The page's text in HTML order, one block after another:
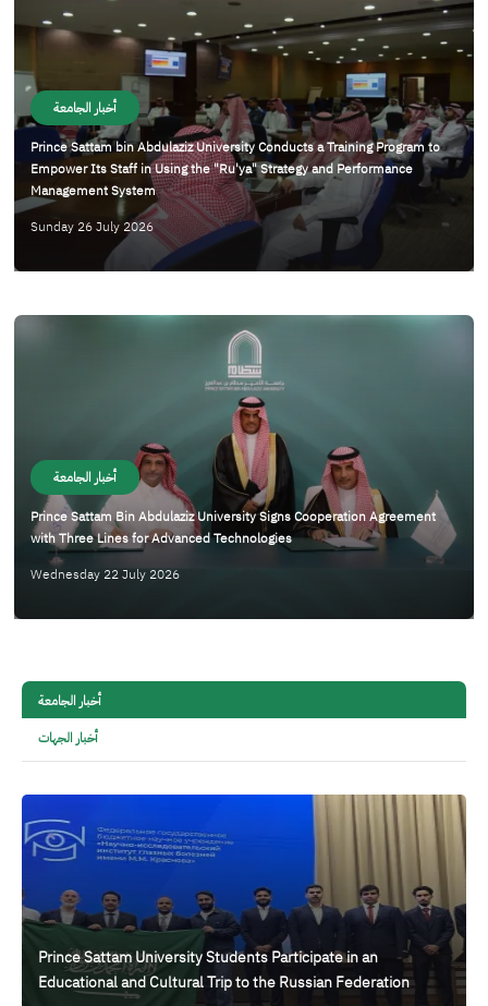
أخبار الجامعة
Prince Sattam bin Abdulaziz University Conducts a Training Program to
Empower Its Staff in Using the "Ru'ya" Strategy and Performance
Management System
Sunday 26 July 2026
الصورة
أخبار الجامعة
Prince Sattam Bin Abdulaziz University Signs Cooperation Agreement
with Three Lines for Advanced Technologies
Wednesday 22 July 2026
أخبار الجامعة
أخبار الجهات
Prince Sattam University Students Participate in an
Educational and Cultural Trip to the Russian Federation